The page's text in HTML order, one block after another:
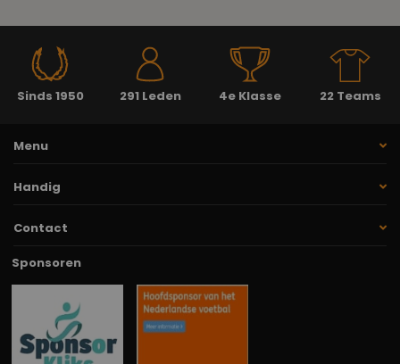
Sinds 1950 291 Leden 4e Klasse 22 Teams
Menu
Handig
Contact
Sponsoren